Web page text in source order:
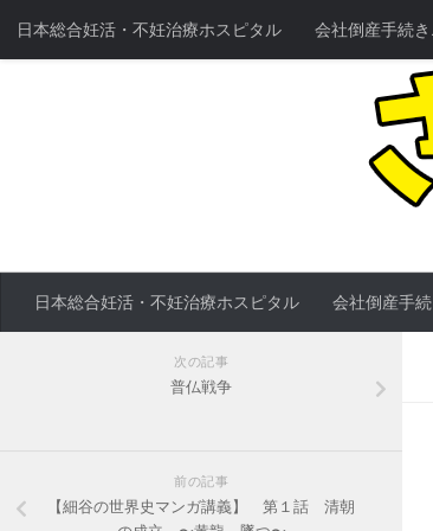
日本総合妊活・不妊治療ホスピタル 会社倒産手続き
日本総合妊活・不妊治療ホスピタル 会社倒産手続
次の記事
普仏戦争
前の記事
【細谷の世界史マンガ講義】 第１話 清朝